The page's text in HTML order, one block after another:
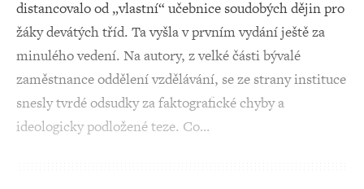
distancovalo od „vlastní“ učebnice soudobých dějin pro
žáky devátých tříd. Ta vyšla v prvním vydání ještě za
minulého vedení. Na autory, z velké části bývalé
zaměstnance oddělení vzdělávání, se ze strany instituce
snesly tvrdé odsudky za faktografické chyby a
ideologicky podložené teze. Co…